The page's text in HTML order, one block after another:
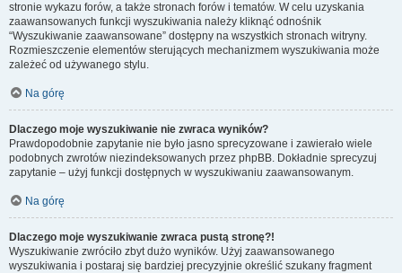
stronie wykazu forów, a także stronach forów i tematów. W celu uzyskania
zaawansowanych funkcji wyszukiwania należy kliknąć odnośnik
“Wyszukiwanie zaawansowane” dostępny na wszystkich stronach witryny.
Rozmieszczenie elementów sterujących mechanizmem wyszukiwania może
zależeć od używanego stylu.
Na górę
Dlaczego moje wyszukiwanie nie zwraca wyników?
Prawdopodobnie zapytanie nie było jasno sprecyzowane i zawierało wiele
podobnych zwrotów niezindeksowanych przez phpBB. Dokładnie sprecyzuj
zapytanie – użyj funkcji dostępnych w wyszukiwaniu zaawansowanym.
Na górę
Dlaczego moje wyszukiwanie zwraca pustą stronę?!
Wyszukiwanie zwróciło zbyt dużo wyników. Użyj zaawansowanego
wyszukiwania i postaraj się bardziej precyzyjnie określić szukany fragment